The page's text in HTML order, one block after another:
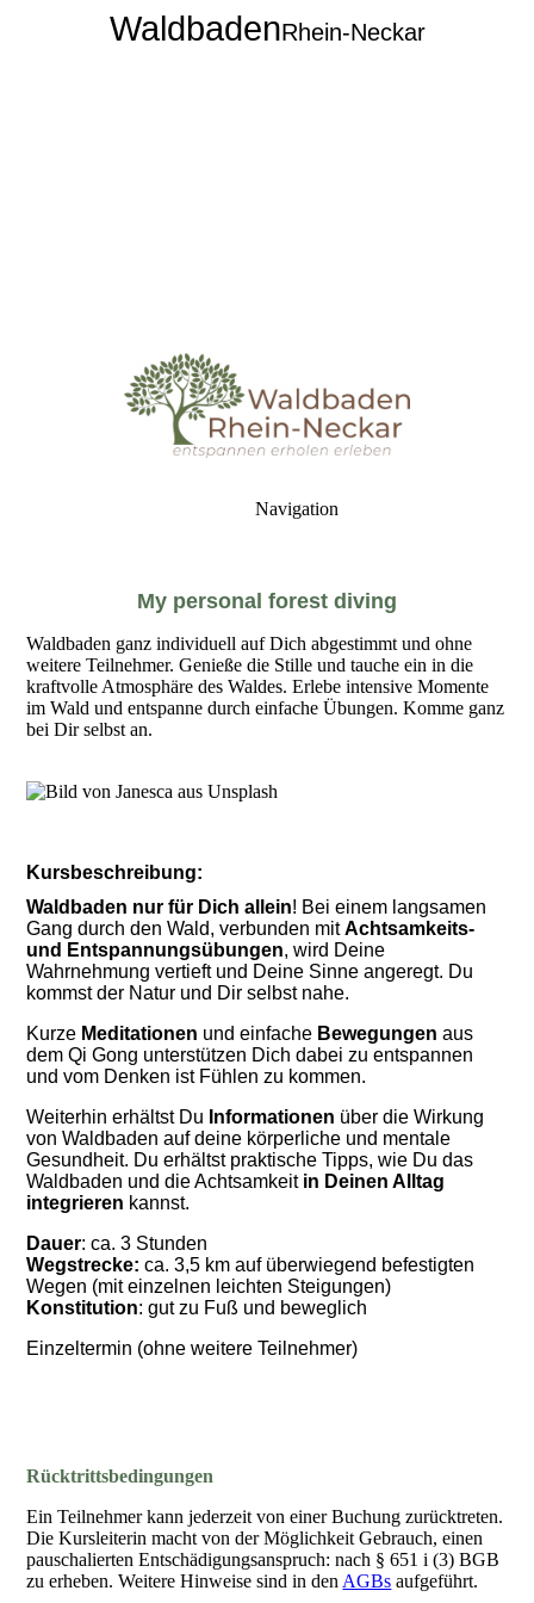
WaldbadenRhein-Neckar
Navigation
My personal forest diving
Waldbaden ganz individuell auf Dich abgestimmt und ohne
weitere Teilnehmer. Genieße die Stille und tauche ein in die
kraftvolle Atmosphäre des Waldes. Erlebe intensive Momente
im Wald und entspanne durch einfache Übungen. Komme ganz
bei Dir selbst an.
Kursbeschreibung:
Waldbaden nur für Dich allein! Bei einem langsamen
Gang durch den Wald, verbunden mitAchtsamkeits-
und Entspannungsübungen, wird Deine
Wahrnehmung vertieft und Deine Sinne angeregt. Du
kommst der Natur und Dir selbst nahe.
Kurze Meditationen und einfache Bewegungen aus
dem Qi Gong unterstützen Dich dabei zu entspannen
und vom Denken ist Fühlen zu kommen.
Weiterhin erhältst Du Informationen über die Wirkung
von Waldbaden auf deine körperliche und mentale
Gesundheit. Du erhältst praktische Tipps, wie Du das
Waldbaden und die Achtsamkeit in Deinen Alltag
integrieren kannst.
Dauer: ca. 3 Stunden
Wegstrecke: ca. 3,5 km auf überwiegend befestigten
Wegen (mit einzelnen leichten Steigungen)
Konstitution: gut zu Fuß und beweglich
Einzeltermin (ohne weitere Teilnehmer)
Rücktrittsbedingungen
Ein Teilnehmer kann jederzeit von einer Buchung zurücktreten.
Die Kursleiterin macht von der Möglichkeit Gebrauch, einen
pauschalierten Entschädigungsanspruch: nach § 651 i (3) BGB
zu erheben. Weitere Hinweise sind in den AGBs aufgeführt.